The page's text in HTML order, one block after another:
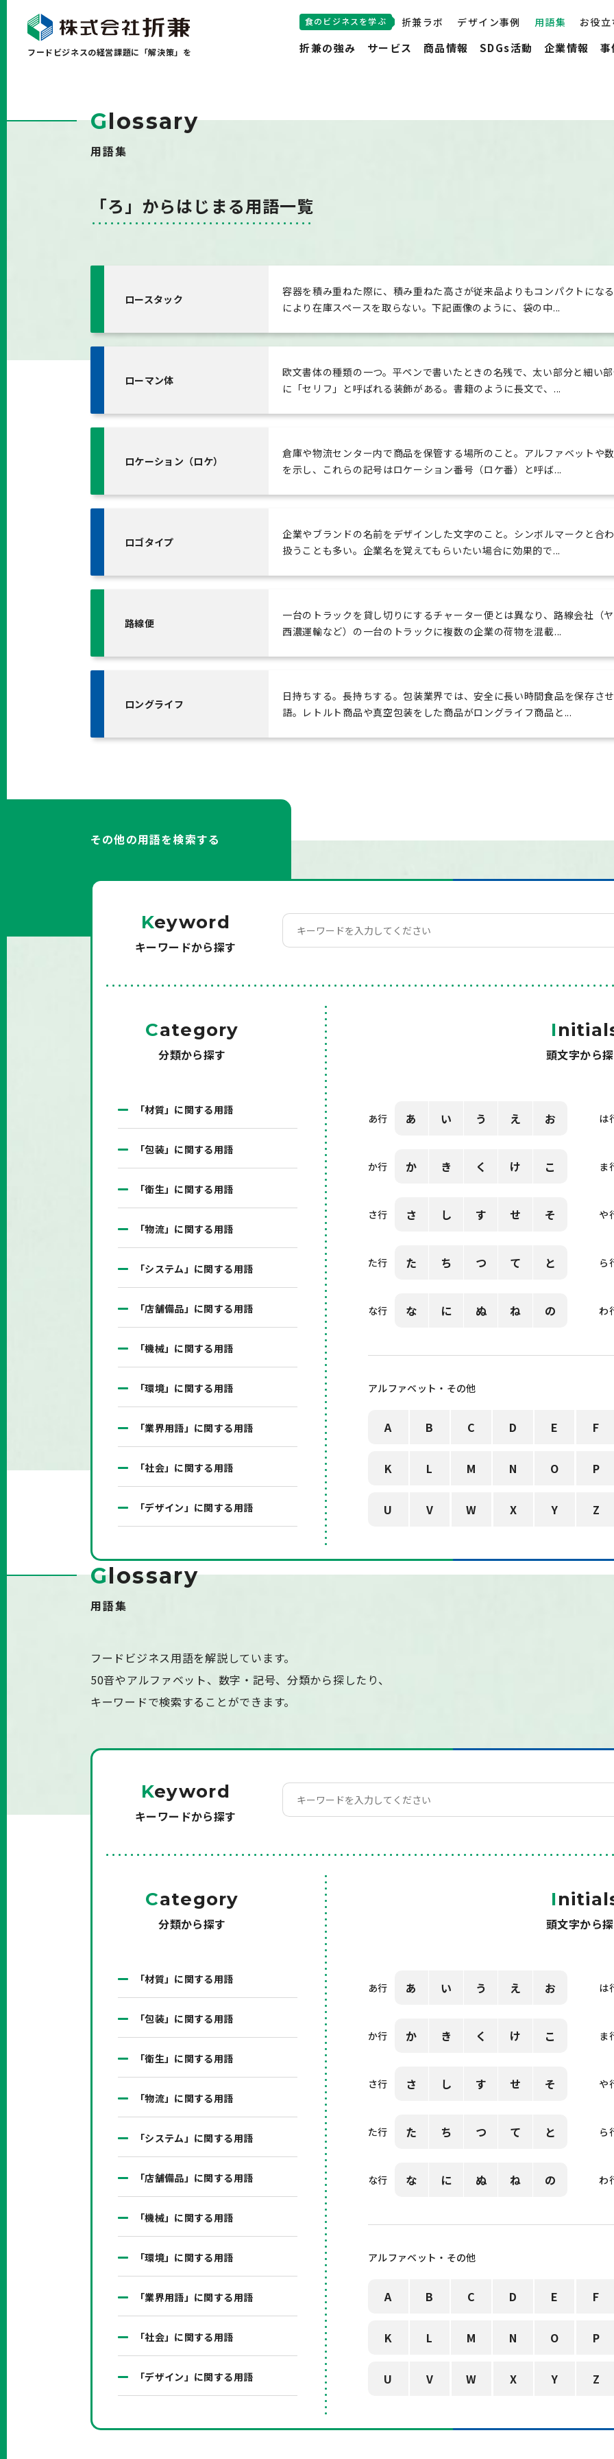
フードビジネスの経営課題に「解決策」を
食のビジネスを学ぶ 折兼ラボ デザイン事例 用語集 お役
折兼の強み サービス 商品情報 SDGs活動 企業情報 事
Glossary
用語集
「ろ」からはじまる用語一覧
ロースタック
容器を積み重ねた際に、積み重ねた高さが従来品よりもコンパクトにな
により在庫スペースを取らない。下記画像のように、袋の中...
ローマン体
欧文書体の種類の一つ。平ペンで書いたときの名残で、太い部分と細い
に「セリフ」と呼ばれる装飾がある。書籍のように長文で、...
ロケーション（ロケ）
倉庫や物流センター内で商品を保管する場所のこと。アルファベットや
を示し、これらの記号はロケーション番号（ロケ番）と呼ば...
ロゴタイプ
企業やブランドの名前をデザインした文字のこと。シンボルマークと合
扱うことも多い。企業名を覚えてもらいたい場合に効果的で...
路線便
一台のトラックを貸し切りにするチャーター便とは異なり、路線会社（
西濃運輸など）の一台のトラックに複数の企業の荷物を混載...
ロングライフ
日持ちする。長持ちする。包装業界では、安全に長い時間食品を保存さ
語。レトルト商品や真空包装をした商品がロングライフ商品と...
その他の用語を検索する
Keyword
キーワードから探す
Category
分類から探す
「材質」に関する用語
「包装」に関する用語
「衛生」に関する用語
「物流」に関する用語
「システム」に関する用語
「店舗備品」に関する用語
「機械」に関する用語
「環境」に関する用語
「業界用語」に関する用語
「社会」に関する用語
「デザイン」に関する用語
I
頭文字から
あ行 あ い う え お
か行 か き く け こ
さ行 さ し す せ そ
た行 た ち つ て と
な行 な に ぬ ね の
は
ま
や
ら
わ
アルファベット・その他
A B C D E F
K L M N O P
U V W X Y Z
Glossary
用語集
フードビジネス用語を解説しています。
50音やアルファベット、数字・記号、分類から探したり、
キーワードで検索することができます。
Keyword
キーワードから探す
Category
分類から探す
「材質」に関する用語
「包装」に関する用語
「衛生」に関する用語
「物流」に関する用語
「システム」に関する用語
「店舗備品」に関する用語
「機械」に関する用語
「環境」に関する用語
「業界用語」に関する用語
「社会」に関する用語
「デザイン」に関する用語
I
頭文字から
あ行 あ い う え お
か行 か き く け こ
さ行 さ し す せ そ
た行 た ち つ て と
な行 な に ぬ ね の
は
ま
や
ら
わ
アルファベット・その他
A B C D E F
K L M N O P
U V W X Y Z